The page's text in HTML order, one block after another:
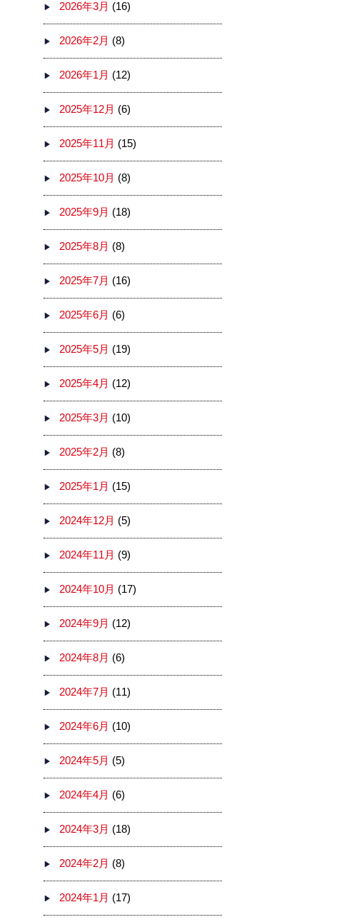
2026年3月 (16)
2026年2月 (8)
2026年1月 (12)
2025年12月 (6)
2025年11月 (15)
2025年10月 (8)
2025年9月 (18)
2025年8月 (8)
2025年7月 (16)
2025年6月 (6)
2025年5月 (19)
2025年4月 (12)
2025年3月 (10)
2025年2月 (8)
2025年1月 (15)
2024年12月 (5)
2024年11月 (9)
2024年10月 (17)
2024年9月 (12)
2024年8月 (6)
2024年7月 (11)
2024年6月 (10)
2024年5月 (5)
2024年4月 (6)
2024年3月 (18)
2024年2月 (8)
2024年1月 (17)